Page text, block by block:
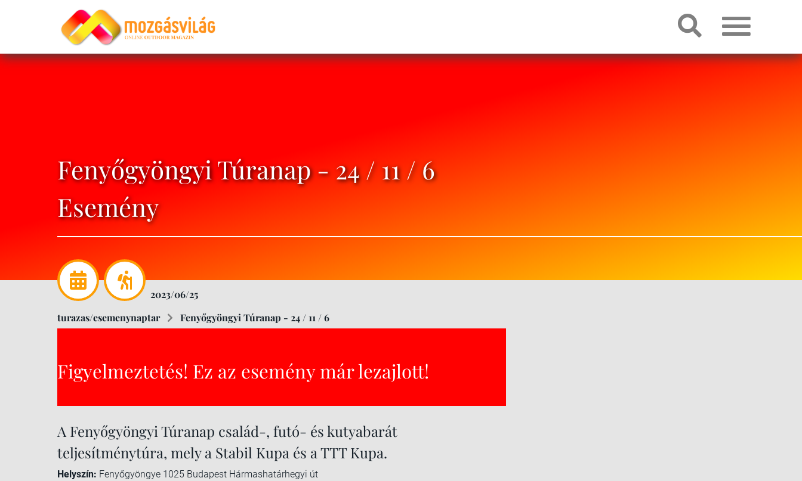
Fenyőgyöngyi Túranap - 24 / 11 / 6
Esemény
2023/06/25
turazas/esemenynaptar
Fenyőgyöngyi Túranap - 24 / 11 / 6
Figyelmeztetés! Ez az esemény már lezajlott!
A Fenyőgyöngyi Túranap család-, futó- és kutyabarát
teljesítménytúra, mely a Stabil Kupa és a TTT Kupa.
Helyszín: Fenyőgyöngye 1025 Budapest Hármashatárhegyi út